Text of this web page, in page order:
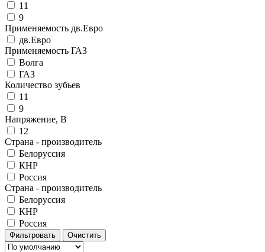
11
9
Применяемость дв.Евро
дв.Евро
Применяемость ГАЗ
Волга
ГАЗ
Количество зубьев
11
9
Напряжение, В
12
Страна - производитель
Белоруссия
КНР
Россия
Страна - производитель
Белоруссия
КНР
Россия
Фильтровать Очистить